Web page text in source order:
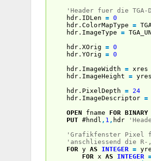
'Header fuer die
hdr.IDLen = 0
hdr.ColorMapType =
hdr.ImageType =
hdr.XOrig = 0
hdr.YOrig = 0
hdr.ImageWidth = xres
hdr.ImageHeight =
hdr.PixelDepth = 24
hdr.ImageDescriptor =
OPEN fname FOR BINARY
PUT #hndl , 1 , hdr
'Grafikfenster Pixel
'anschliessend die R-
FOR y AS INTEGER =
FOR x AS INTEGER